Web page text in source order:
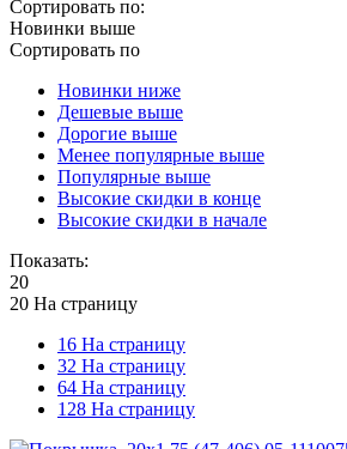
Сортировать по:
Новинки выше
Сортировать по
Новинки ниже
Дешевые выше
Дорогие выше
Менее популярные выше
Популярные выше
Высокие скидки в конце
Высокие скидки в начале
Показать:
20
20 На страницу
16 На страницу
32 На страницу
64 На страницу
128 На страницу